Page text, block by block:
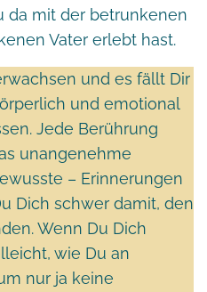
da mit der betrunkenen
Vater erlebt hast.
und es fällt Dir
und emotional
Jede Berührung
unangenehme
– Erinnerungen
Dich schwer damit, den
Wenn Du Dich
wie Du an
nur ja keine